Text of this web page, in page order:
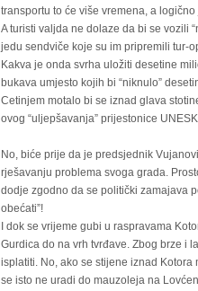
transportu to će više vremena, a
A turisti valjda ne dolaze da bi se vozili
jedu sendviče koje su im pripremili tur-
Kakva je onda svrha uložiti desetine
bukava umjesto kojih bi “niknulo”
Cetinjem motalo bi se iznad glava
ovog “uljepšavanja” prijestonice
No, biće prije da je predsjednik
rješavanju problema svoga grada.
dodje zgodno da se politički zamajava
obećati”!
I dok se vrijeme gubi u raspravama
Gurdica do na vrh tvrđave. Zbog brze i
isplatiti. No, ako se stijene iznad
se isto ne uradi do mauzoleja na